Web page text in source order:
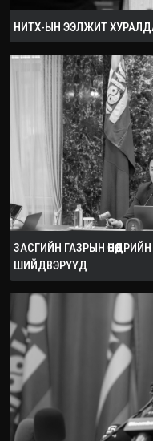
НИТХ-ЫН ЭЭЛЖИТ
ЗАСГИЙН ГАЗРЫН
ШИЙДВЭРҮҮД